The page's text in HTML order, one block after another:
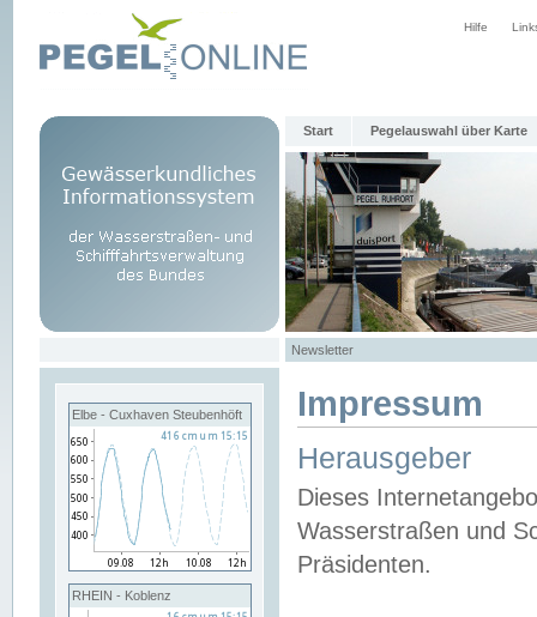
Hilfe
Start Pegelauswahl über Karte
Newsletter
Elbe - Cuxhaven Steubenhöft
RHEIN - Koblenz
Impressum
Herausgeber
Dieses
Wasserstraßen und
Präsidenten.